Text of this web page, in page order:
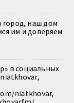
город, наш дом
им и доверяем
в социальных
niatkhovar,